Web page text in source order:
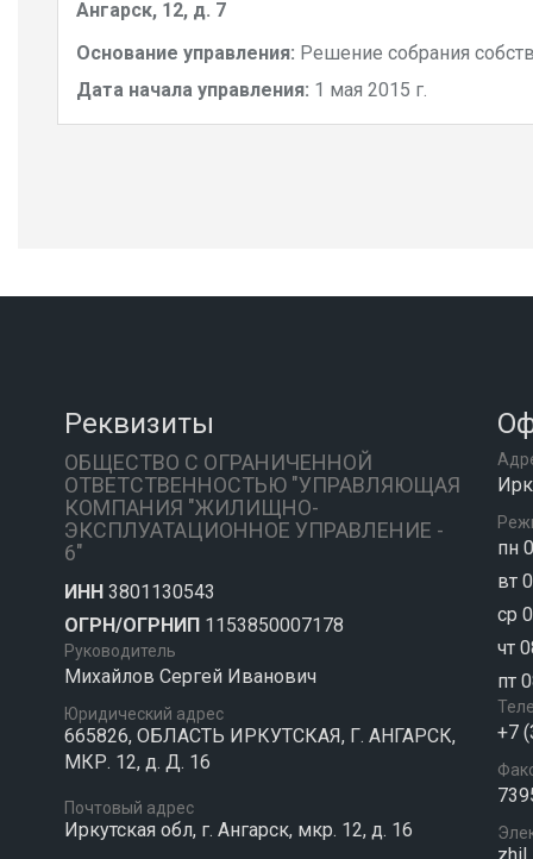
Ангарск, 12, д. 7
Основание управления: Решение собрания
Дата начала управления: 1 мая 2015 г.
Реквизиты
ОБЩЕСТВО С ОГРАНИЧЕННОЙ
ОТВЕТСТВЕННОСТЬЮ "УПРАВЛЯЮЩАЯ
КОМПАНИЯ "ЖИЛИЩНО-
ЭКСПЛУАТАЦИОННОЕ УПРАВЛЕНИЕ -
6"
ИНН 3801130543
ОГРН/ОГРНИП 1153850007178
Руководитель
Михайлов Сергей Иванович
Юридический адрес
665826, ОБЛАСТЬ ИРКУТСКАЯ, Г. АНГАРСК,
МКР. 12, д. Д. 16
Почтовый адрес
Иркутская обл, г. Ангарск, мкр. 12, д. 16
пн
вт
ср
чт
пт
+7